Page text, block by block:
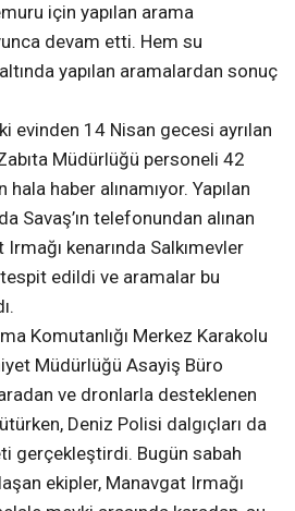
için yapılan arama
devam etti. Hem su
yapılan aramalardan sonuç
evinden 14 Nisan gecesi ayrılan
Müdürlüğü personeli 42
hala haber alınamıyor. Yapılan
Savaş’ın telefonundan alınan
kenarında Salkımevler
edildi ve aramalar bu
Komutanlığı Merkez Karakolu
Müdürlüğü Asayiş Büro
ve dronlarla desteklenen
Deniz Polisi dalgıçları da
gerçekleştirdi. Bugün sabah
ekipler, Manavgat Irmağı